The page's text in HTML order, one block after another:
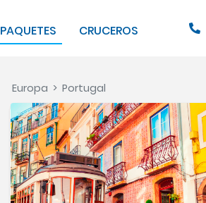
PAQUETES CRUCEROS
Europa > Portugal